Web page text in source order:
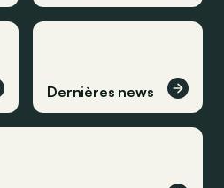
Dernières news